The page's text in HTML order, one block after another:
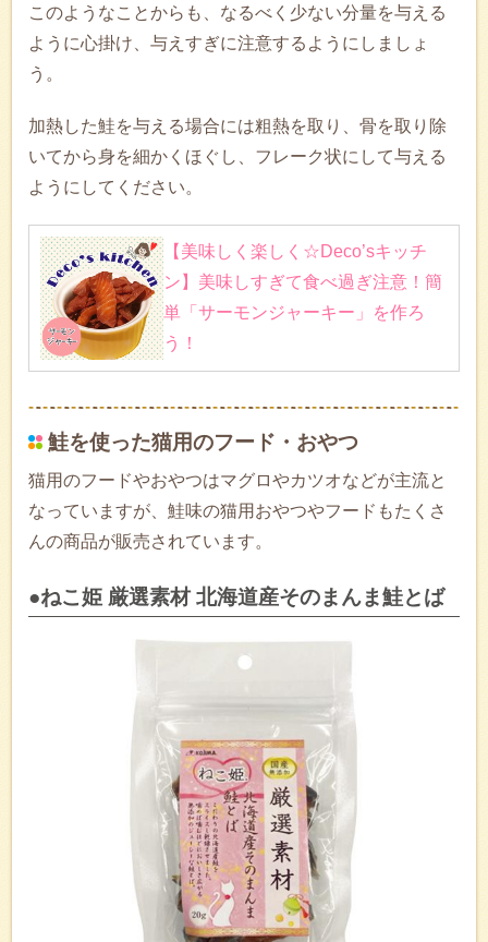
このようなことからも、なるべく少ない分量を与える
ように心掛け、与えすぎに注意するようにしましょ
う。
加熱した鮭を与える場合には粗熱を取り、骨を取り除
いてから身を細かくほぐし、フレーク状にして与える
ようにしてください。
【美味しく楽しく☆Deco’sキッチ
ン】美味しすぎて食べ過ぎ注意！簡
単「サーモンジャーキー」を作ろ
う！
鮭を使った猫用のフード・おやつ
猫用のフードやおやつはマグロやカツオなどが主流と
なっていますが、鮭味の猫用おやつやフードもたくさ
んの商品が販売されています。
●ねこ姫 厳選素材 北海道産そのまんま鮭とば